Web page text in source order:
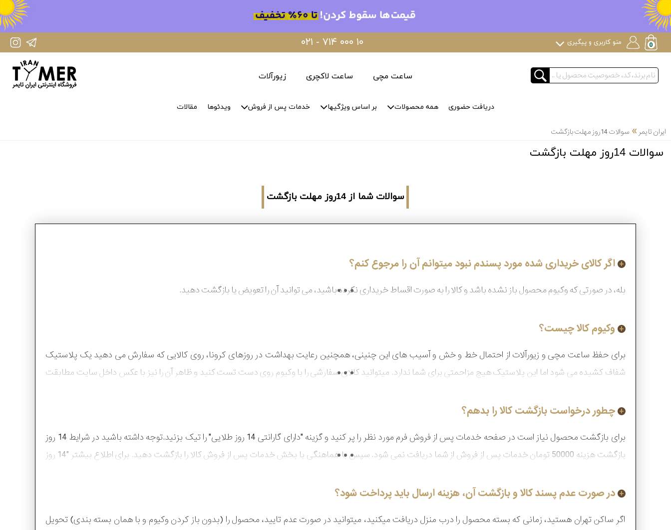
IranTimer Instagram Page ۰۲۱ - ۷۱۴ ۰۰۰ ۱۰ منو کاربری و پیگیری
ساعت مچی ساعت لاکچری زیورآلات
دریافت حضوری همه محصولات بر اساس ویژگیها خدمات پس از فروش ویدئوها مقالات
ایران تایمر » سوالات 14روز مهلت بازگشت
سوالات 14روز مهلت بازگشت
سوالات شما از 14روز مهلت بازگشت
اگر کالای خریداری شده مورد پسندم نبود میتوانم آن را مرجوع کنم؟
بله، در صورتی که وکیوم محصول باز نشده باشد و کالا را به صورت اقساط خریداری نکرده باشید، می توانید آن را تعویض یا بازگشت دهید.
وکیوم کالا چیست؟
برای حفظ ساعت مچی و زیورآلات از احتمال خط و خش و آسیب های این چنینی، همچنین رعایت بهداشت در روزهای کرونا، روی کالایی که سفارش می دهید یک پلاستیک
شفاف کشیده می شود اما این پلاستیک هیچ مزاحمتی برای شما ندارد. میتوانید کالای سفارشی را با وکیوم روی دست تست کنید و ظاهر آن را نیز با عکس داخل سایت مطابقت
چطور درخواست بازگشت کالا را بدهم؟
برای بازگشت محصول نیاز است در صفحه خدمات پس از فروش فرم مورد نظر را پر کنید و گزینه "دارای گارانتی 14 روز طلایی" را تیک بزنید.توجه داشته باشید در شرایط 14 روز
بازگشت هزینه 50000 تومان خدمات پس از فروش از شما دریافت نمی شود. سپس با هماهنگی با بخش خدمات پس از فروش کالا را بازگشت دهید. برای اطلاع بیشتر "14 روز
در صورت عدم پسند کالا و بازگشت آن، هزینه ارسال باید پرداخت شود؟
اگر ساکن تهران هستید، زمانی که بسته محصول را درب منزل دریافت میکنید، میتوانید در صورت عدم تایید، محصول را (بدون باز کردن وکیوم و با همان بسته بندی) تحویل